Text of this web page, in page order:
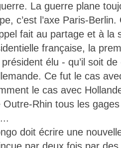
La guerre plane
c’est l’axe Paris-
fait au partage et à la
française, la
élu - qu’il soit
Ce fut le cas
le cas avec
Outre-Rhin tous les
doit écrire une